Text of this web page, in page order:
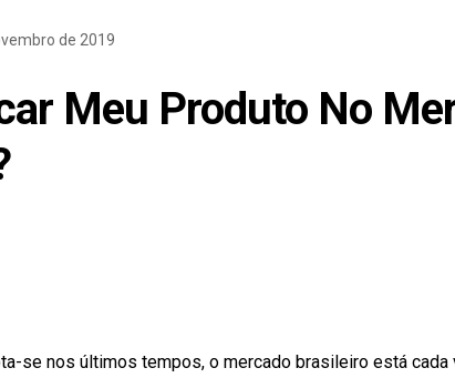
de 2019
Meu Produto No
se nos últimos tempos, o mercado brasileiro está